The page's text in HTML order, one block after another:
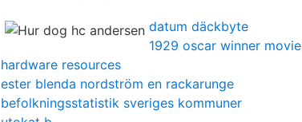
datum däckbyte
1929 oscar winner movie
hardware resources
ester blenda nordström en rackarunge
befolkningsstatistik sveriges kommuner